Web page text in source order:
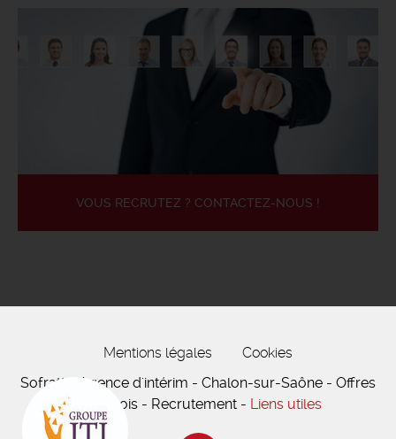
VOUS RECRUTEZ ? CONTACTEZ-NOUS !
Mentions légales
Cookies
Sofratt - Agence d'intérim - Chalon-sur-Saône - Offres
d'emplois - Recrutement - Liens utiles